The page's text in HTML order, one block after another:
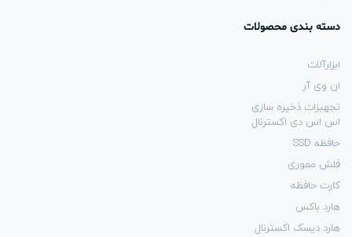
دسته بندی محصولات
ابزارآلات
ان وی آر
تجهیزات ذخیره سازی
اس اس دی اکسترنال
حافظه SSD
فلش مموری
کارت حافظه
هارد باکس
هارد دیسک اکسترنال